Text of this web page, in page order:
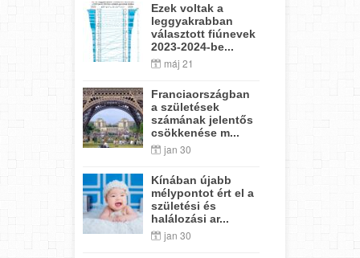
Ezek voltak a
leggyakrabban
választott fiúnevek
2023-2024-be...
máj 21
Franciaországban
a születések
számának jelentős
csökkenése m...
jan 30
Kínában újabb
mélypontot ért el a
születési és
halálozási ar...
jan 30